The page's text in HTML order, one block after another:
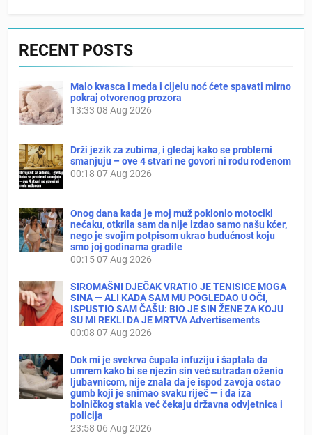
RECENT POSTS
Malo kvasca i meda i cijelu noć ćete spavati mirno
pokraj otvorenog prozora
13:33 08 Aug 2026
Drži jezik za zubima, i gledaj kako se problemi
smanjuju – ove 4 stvari ne govori ni rodu rođenom
00:18 07 Aug 2026
Onog dana kada je moj muž poklonio motocikl
nećaku, otkrila sam da nije izdao samo našu kćer,
nego je svojim potpisom ukrao budućnost koju
smo joj godinama gradile
00:1507 Aug 2026
SIROMAŠNI DJEČAK VRATIO JE TENISICE MOGA
SINA — ALI KADA SAM MU POGLEDAO U OČI,
ISPUSTIO SAM ČAŠU: BIO JE SIN ŽENE ZA KOJU
SU MI REKLI DA JE MRTVA Advertisements
00:08 07 Aug 2026
Dok mi je svekrva čupala infuziju i šaptala da
umrem kako bi se njezin sin već sutradan oženio
ljubavnicom, nije znala da je ispod zavoja ostao
gumb koji je snimao svaku riječ — i da iza
bolničkog stakla već čekaju državna odvjetnica i
policija
23:58 06 Aug 2026